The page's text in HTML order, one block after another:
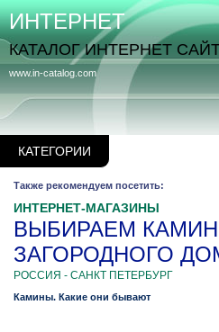
КАТЕГОРИИ
www.in-catalog.com
ИНТЕРНЕТ
КАТАЛОГ ИНТЕРНЕТ
Также рекомендуем посетить:
ИНТЕРНЕТ-МАГАЗИНЫ
ВЫБИРАЕМ
ЗАГОРОДНОГО
РОССИЯ - САНКТ ПЕТЕРБУРГ
Камины. Какие они бывают